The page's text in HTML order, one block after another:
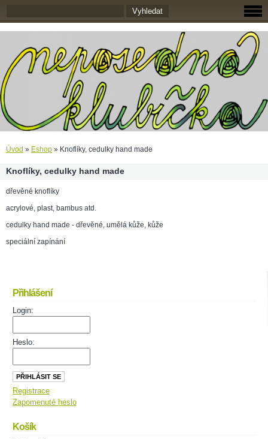
Úvod » Eshop » Knoflíky, cedulky hand made
Knoflíky, cedulky hand made
dřevěné knoflíky
acrylové, plast, bambus atd.
cedulky hand made - dřevěné, umělá kůže, kůže
speciální zapínání
Přihlášení
Login:
Heslo:
Registrace
Zapomenuté heslo
Košík